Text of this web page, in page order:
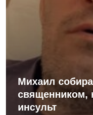
Михаил
священником,
инсульт